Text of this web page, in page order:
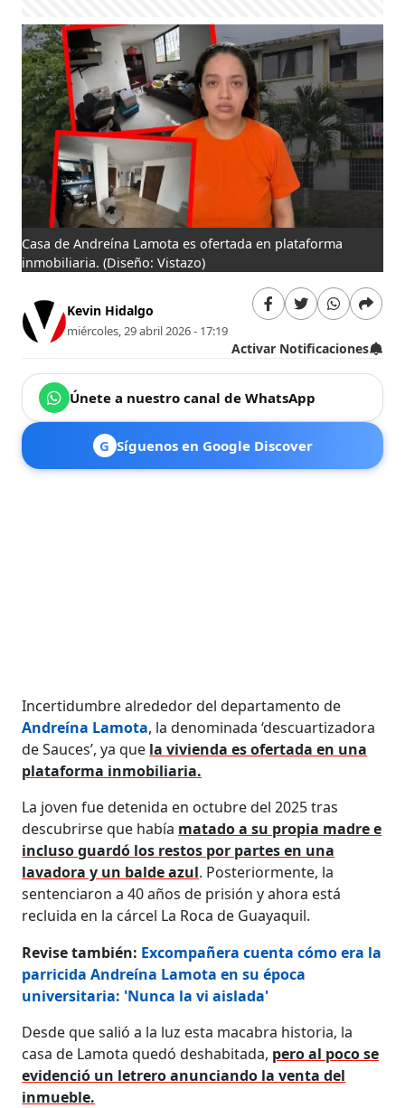
Casa de Andreína Lamota es ofertada en plataforma
inmobiliaria. (Diseño: Vistazo)
Kevin Hidalgo
miércoles, 29 abril 2026 - 17:19
Activar Notificaciones
Únete a nuestro canal de WhatsApp
G Síguenos en Google Discover
Incertidumbre alrededor del departamento de
Andreína Lamota, la denominada ‘descuartizadora
de Sauces’, ya que la vivienda es ofertada en una
plataforma inmobiliaria.
La joven fue detenida en octubre del 2025 tras
descubrirse que había matado a su propia madre e
incluso guardó los restos por partes en una
lavadora y un balde azul. Posteriormente, la
sentenciaron a 40 años de prisión y ahora está
recluida en la cárcel La Roca de Guayaquil.
Revise también: Excompañera cuenta cómo era la
parricida Andreína Lamota en su época
universitaria: 'Nunca la vi aislada'
Desde que salió a la luz esta macabra historia, la
casa de Lamota quedó deshabitada, pero al poco se
evidenció un letrero anunciando la venta del
inmueble.